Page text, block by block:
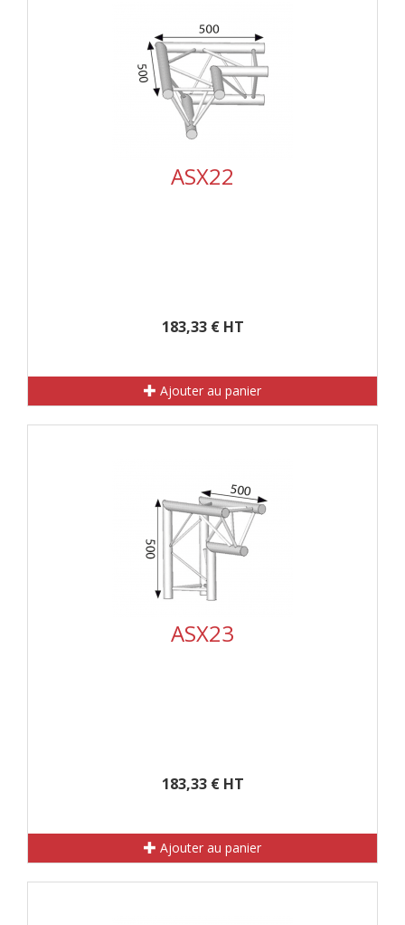
ASX22
183,33 € HT
Ajouter au panier
ASX23
183,33 € HT
Ajouter au panier